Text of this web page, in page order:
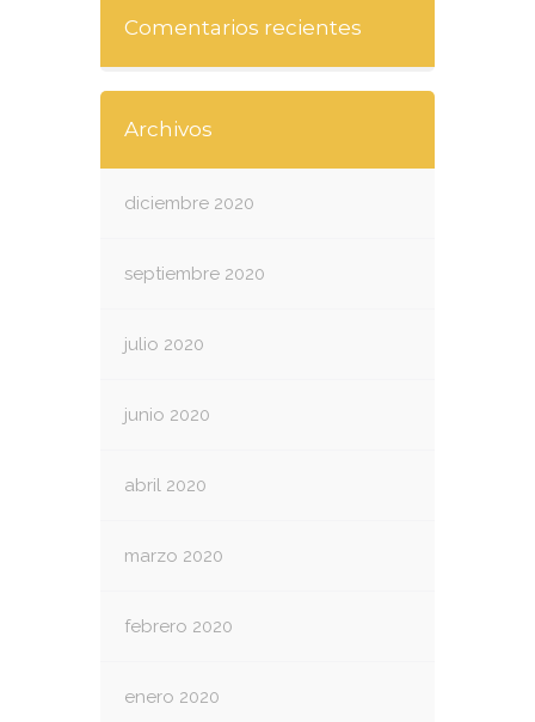
Comentarios recientes
Archivos
diciembre 2020
septiembre 2020
julio 2020
junio 2020
abril 2020
marzo 2020
febrero 2020
enero 2020